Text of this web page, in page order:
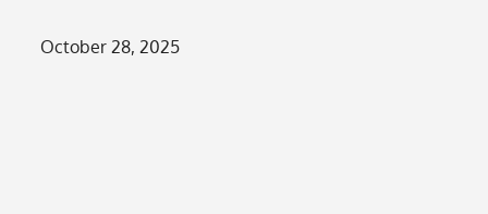
Posted
October 28, 2025